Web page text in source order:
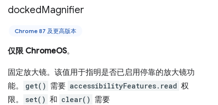
dockedMagnifier
Chrome 87 及更高版本
仅限 ChromeOS。
固定放大镜。该值用于指明是否已启用停靠的放大镜功
能。
get() 需要 accessibilityFeatures.read 权
限。
set() 和 clear() 需要